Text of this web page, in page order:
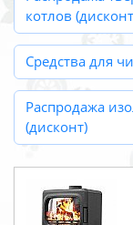
котлов
Средства для
Распродажа
(дисконт)